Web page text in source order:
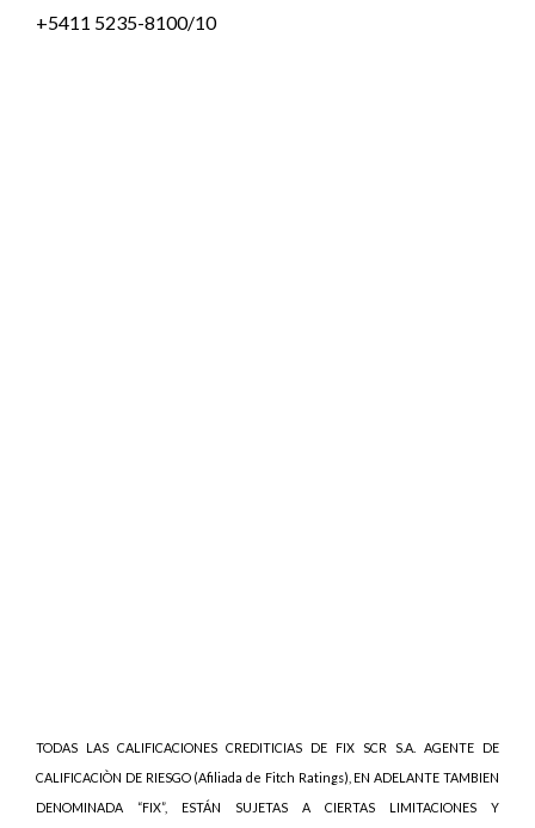
+5411 5235-8100/10
TODAS LAS CALIFICACIONES CREDITICIAS DE FIX SCR S.A. AGENTE DE
CALIFICACIÒN DE RIESGO (Afiliada de Fitch Ratings), EN ADELANTE TAMBIEN
DENOMINADA “FIX”, ESTÁN SUJETAS A CIERTAS LIMITACIONES Y